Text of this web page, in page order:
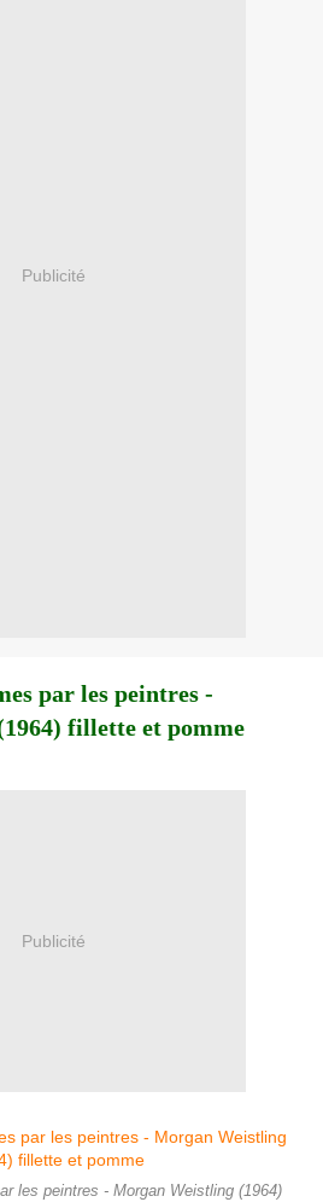
Publicité
par les peintres -
fillette et pomme
Publicité
les peintres - Morgan Weistling (1964)